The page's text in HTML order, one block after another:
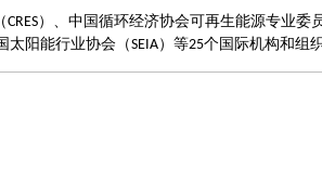
CRES）、中国循环经济协会可再生能源专业委
太阳能行业协会（SEIA）等25个国际机构和组